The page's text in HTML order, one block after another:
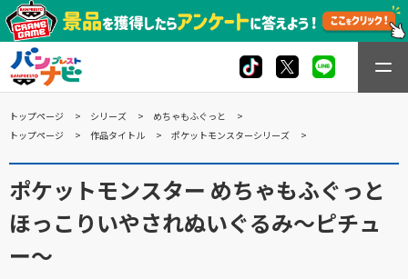
トップページ シリーズ
めちゃもふぐっと
トップページ
作品タイトル ポケットモンスターシリーズ
ポケットモンスター めちゃもふぐっと
ほっこりいやされぬいぐるみ～ピチュ
ー～